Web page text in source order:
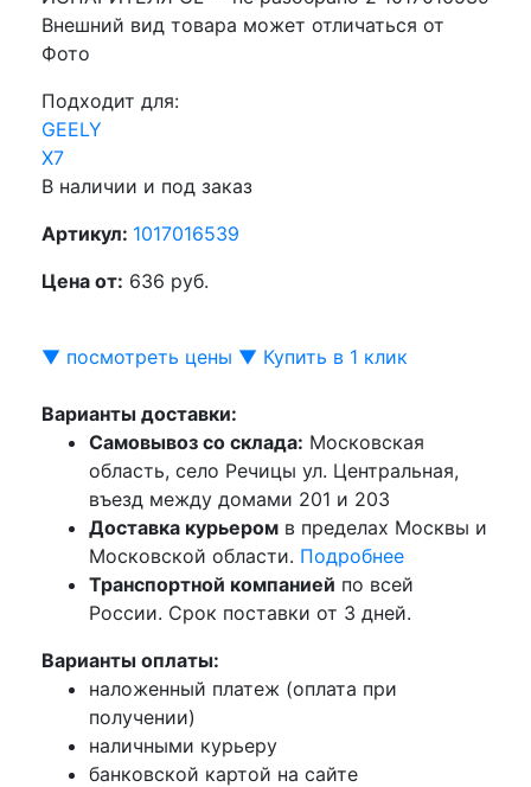
Внешний вид товара может отличаться от
Фото
Подходит для:
GEELY
X7
В наличии и под заказ
Артикул: 1017016539
Цена от: 636 руб.
▼ посмотреть цены ▼ Купить в 1 клик
Варианты доставки:
Самовывоз со склада: Московская
область, село Речицы ул. Центральная,
въезд между домами 201 и 203
Доставка курьером в пределах Москвы и
Московской области. Подробнее
Транспортной компанией по всей
России. Срок поставки от 3 дней.
Варианты оплаты:
наложенный платеж (оплата при
получении)
наличными курьеру
банковской картой на сайте